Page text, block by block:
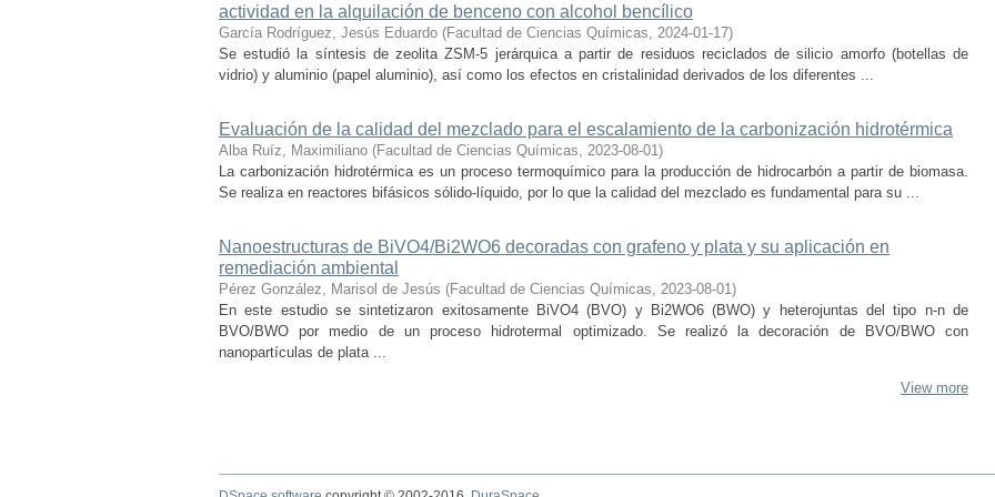
actividad en la alquilación de benceno con alcohol bencílico
García Rodríguez, Jesús Eduardo (Facultad de Ciencias Químicas, 2024-01-17)
Se estudió la síntesis de zeolita ZSM-5 jerárquica a partir de residuos reciclados de silicio amorfo (botellas de
vidrio) y aluminio (papel aluminio), así como los efectos en cristalinidad derivados de los diferentes ...
Evaluación de la calidad del mezclado para el escalamiento de la carbonización hidrotérmica
Alba Ruíz, Maximiliano (Facultad de Ciencias Químicas, 2023-08-01)
La carbonización hidrotérmica es un proceso termoquímico para la producción de hidrocarbón a partir de biomasa.
Se realiza en reactores bifásicos sólido-líquido, por lo que la calidad del mezclado es fundamental para su ...
Nanoestructuras de BiVO4/Bi2WO6 decoradas con grafeno y plata y su aplicación en
remediación ambiental
Pérez González, Marisol de Jesús (Facultad de Ciencias Químicas, 2023-08-01)
En este estudio se sintetizaron exitosamente BiVO4 (BVO) y Bi2WO6 (BWO) y heterojuntas del tipo n-n de
BVO/BWO por medio de un proceso hidrotermal optimizado. Se realizó la decoración de BVO/BWO con
nanopartículas de plata ...
View more